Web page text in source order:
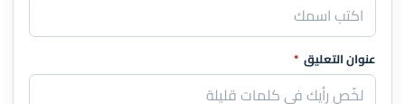
عنوان التعليق *